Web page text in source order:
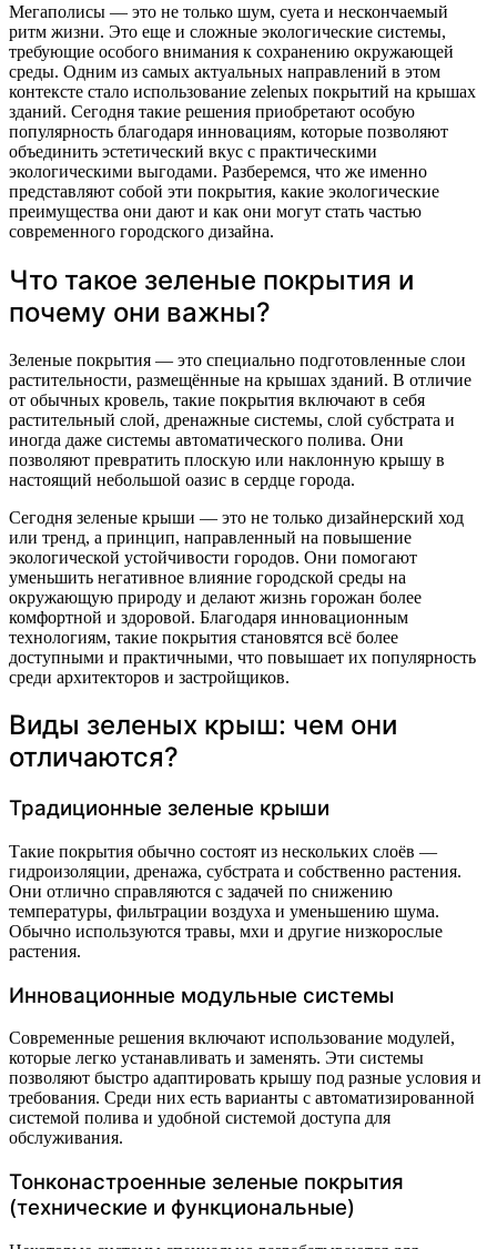
Мегаполисы — это не только шум, суета и нескончаемый
ритм жизни. Это еще и сложные экологические системы,
требующие особого внимания к сохранению окружающей
среды. Одним из самых актуальных направлений в этом
контексте стало использование zelenых покрытий на крышах
зданий. Сегодня такие решения приобретают особую
популярность благодаря инновациям, которые позволяют
объединить эстетический вкус с практическими
экологическими выгодами. Разберемся, что же именно
представляют собой эти покрытия, какие экологические
преимущества они дают и как они могут стать частью
современного городского дизайна.
Что такое зеленые покрытия и
почему они важны?
Зеленые покрытия — это специально подготовленные слои
растительности, размещённые на крышах зданий. В отличие
от обычных кровель, такие покрытия включают в себя
растительный слой, дренажные системы, слой субстрата и
иногда даже системы автоматического полива. Они
позволяют превратить плоскую или наклонную крышу в
настоящий небольшой оазис в сердце города.
Сегодня зеленые крыши — это не только дизайнерский ход
или тренд, а принцип, направленный на повышение
экологической устойчивости городов. Они помогают
уменьшить негативное влияние городской среды на
окружающую природу и делают жизнь горожан более
комфортной и здоровой. Благодаря инновационным
технологиям, такие покрытия становятся всё более
доступными и практичными, что повышает их популярность
среди архитекторов и застройщиков.
Виды зеленых крыш: чем они
отличаются?
Традиционные зеленые крыши
Такие покрытия обычно состоят из нескольких слоёв —
гидроизоляции, дренажа, субстрата и собственно растения.
Они отлично справляются с задачей по снижению
температуры, фильтрации воздуха и уменьшению шума.
Обычно используются травы, мхи и другие низкорослые
растения.
Инновационные модульные системы
Современные решения включают использование модулей,
которые легко устанавливать и заменять. Эти системы
позволяют быстро адаптировать крышу под разные условия и
требования. Среди них есть варианты с автоматизированной
системой полива и удобной системой доступа для
обслуживания.
Тонконастроенные зеленые покрытия
(технические и функциональные)